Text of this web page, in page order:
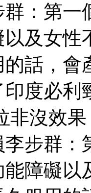
群：第
以及女
話，
度必
非沒效果
步群：
障礙以